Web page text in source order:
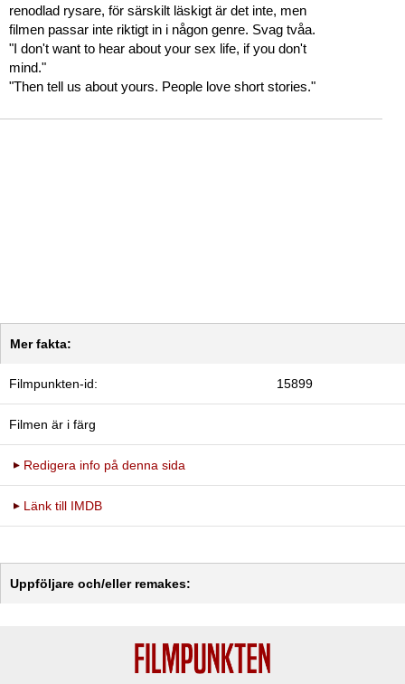
renodlad rysare, för särskilt läskigt är det inte, men
filmen passar inte riktigt in i någon genre. Svag tvåa.
"I don't want to hear about your sex life, if you don't
mind."
"Then tell us about yours. People love short stories."
Mer fakta:
Filmpunkten-id: 15899
Filmen är i färg
Redigera info på denna sida
Länk till IMDB
Uppföljare och/eller remakes: